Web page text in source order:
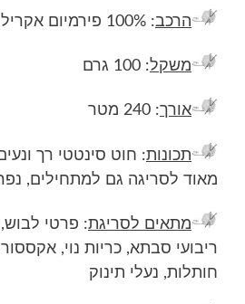
הרכב: 100% פירמיום אקריליק
משקל: 100 גרם
אורך: 240 מטר
תכונות: חוט סינטטי רך
מאוד לסריגה גם למתחילים,
מתאים לסריגת: פרטי
ריבועי סבתא, כריות נוי,
חותלות, נעלי תינוק